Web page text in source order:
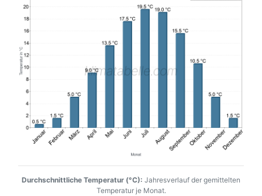
Durchschnittliche Temperatur (°C): Jahresverlauf der gemittelten
Temperatur je Monat.